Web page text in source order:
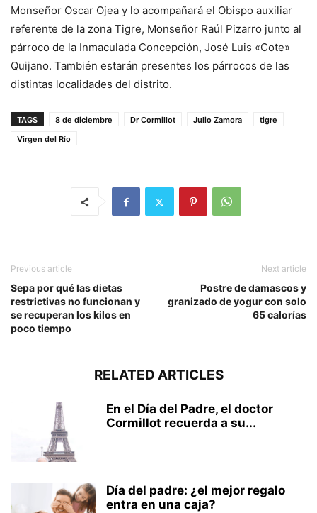
Monseñor Oscar Ojea y lo acompañará el Obispo auxiliar
referente de la zona Tigre, Monseñor Raúl Pizarro junto al
párroco de la Inmaculada Concepción, José Luis «Cote»
Quijano. También estarán presentes los párrocos de las
distintas localidades del distrito.
TAGS 8 de diciembre Dr Cormillot Julio Zamora
tigre
Virgen del Río
Previous article
Sepa por qué las dietas
restrictivas no funcionan y
se recuperan los kilos en
poco tiempo
Next article
Postre de damascos y
granizado de yogur con solo
65 calorías
RELATED ARTICLES
En el Día del Padre, el doctor
Cormillot recuerda a su...
Día del padre: ¿el mejor regalo
entra en una caja?